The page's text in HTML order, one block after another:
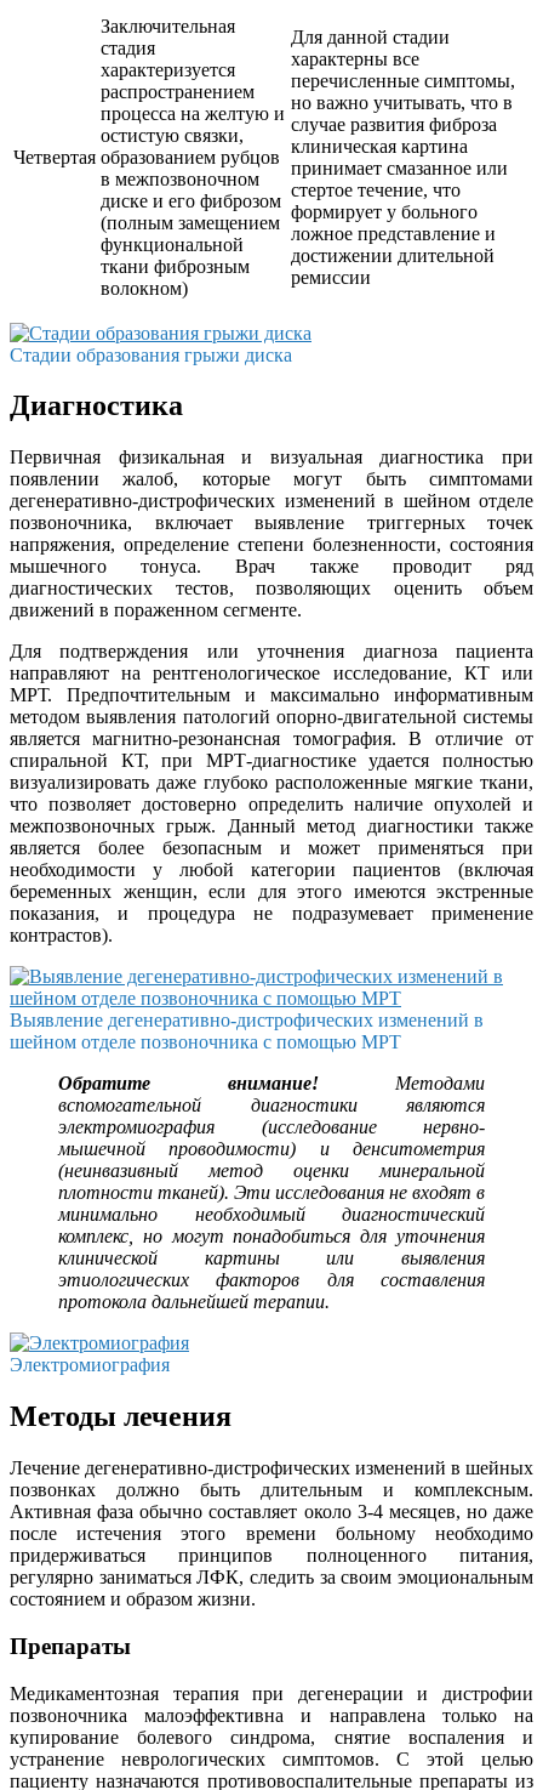
Четвертая
Заключительная
стадия
характеризуется
распространением
процесса на желтую и
остистую связки,
образованием рубцов
в межпозвоночном
диске и его фиброзом
(полным замещением
функциональной
ткани фиброзным
волокном)
Для данной стадии
характерны все
перечисленные симптомы,
но важно учитывать, что в
случае развития фиброза
клиническая картина
принимает смазанное или
стертое течение, что
формирует у больного
ложное представление и
достижении длительной
ремиссии
Стадии образования грыжи диска
Диагностика
Первичная физикальная и визуальная диагностика при
появлении жалоб, которые могут быть симптомами
дегенеративно-дистрофических изменений в шейном отделе
позвоночника, включает выявление триггерных точек
напряжения, определение степени болезненности, состояния
мышечного тонуса. Врач также проводит ряд
диагностических тестов, позволяющих оценить объем
движений в пораженном сегменте.
Для подтверждения или уточнения диагноза пациента
направляют на рентгенологическое исследование, КТ или
МРТ. Предпочтительным и максимально информативным
методом выявления патологий опорно-двигательной системы
является магнитно-резонансная томография. В отличие от
спиральной КТ, при МРТ-диагностике удается полностью
визуализировать даже глубоко расположенные мягкие ткани,
что позволяет достоверно определить наличие опухолей и
межпозвоночных грыж. Данный метод диагностики также
является более безопасным и может применяться при
необходимости у любой категории пациентов (включая
беременных женщин, если для этого имеются экстренные
показания, и процедура не подразумевает применение
контрастов).
Выявление дегенеративно-дистрофических изменений в
шейном отделе позвоночника с помощью МРТ
Обратите внимание!Методами
вспомогательной диагностики являются
электромиография (исследование нервно-
мышечной проводимости) и денситометрия
(неинвазивный метод оценки минеральной
плотности тканей). Эти исследования не входят в
минимально необходимый диагностический
комплекс, но могут понадобиться для уточнения
клинической картины или выявления
этиологических факторов для составления
протокола дальнейшей терапии.
Электромиография
Методы лечения
Лечение дегенеративно-дистрофических изменений в шейных
позвонках должно быть длительным и комплексным.
Активная фаза обычно составляет около 3-4 месяцев, но даже
после истечения этого времени больному необходимо
придерживаться принципов полноценного питания,
регулярно заниматься ЛФК, следить за своим эмоциональным
состоянием и образом жизни.
Препараты
Медикаментозная терапия при дегенерации и дистрофии
позвоночника малоэффективна и направлена только на
купирование болевого синдрома, снятие воспаления и
устранение неврологических симптомов. С этой целью
пациенту назначаются противовоспалительные препараты из